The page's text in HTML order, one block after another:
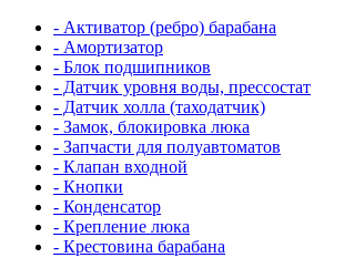
- Активатор (ребро) барабана
- Амортизатор
- Блок подшипников
- Датчик уровня воды, прессостат
- Датчик холла (таходатчик)
- Замок, блокировка люка
- Запчасти для полуавтоматов
- Клапан входной
- Кнопки
- Конденсатор
- Крепление люка
- Крестовина барабана